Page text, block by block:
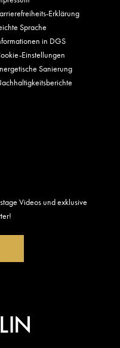
Erklärung
Sprache
in DGS
Einstellungen
Sanierung
Videos und exklusive